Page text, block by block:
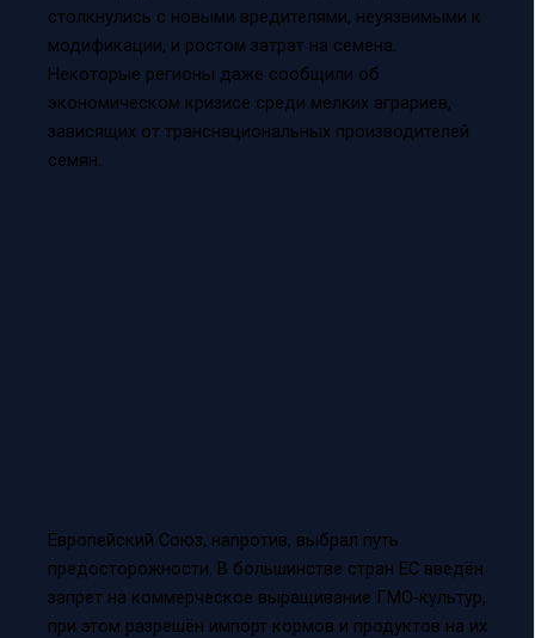
столкнулись с новыми вредителями, неуязвимыми к
модификации, и ростом затрат на семена.
Некоторые регионы даже сообщили об
экономическом кризисе среди мелких аграриев,
зависящих от транснациональных производителей
семян.
Европейский Союз, напротив, выбрал путь
предосторожности. В большинстве стран ЕС введён
запрет на коммерческое выращивание ГМО-культур,
при этом разрешён импорт кормов и продуктов на их